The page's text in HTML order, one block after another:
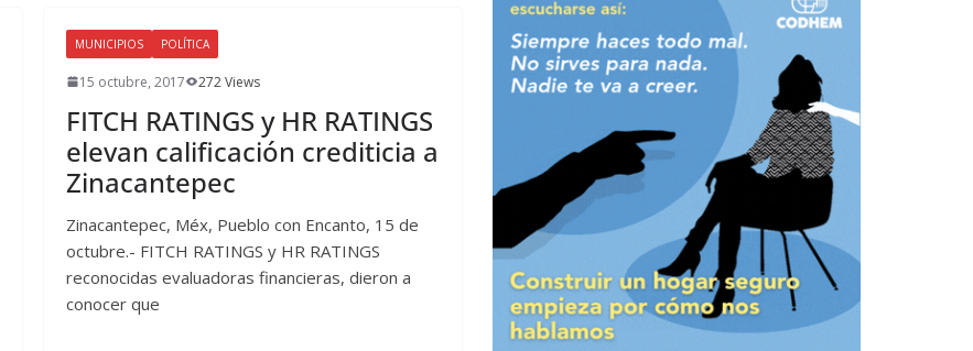
MUNICIPIOS POLÍTICA
15 octubre, 2017 272 Views
FITCH RATINGS y HR RATINGS
elevan calificación crediticia a
Zinacantepec
Zinacantepec, Méx, Pueblo con Encanto, 15 de
octubre.- FITCH RATINGS y HR RATINGS
reconocidas evaluadoras financieras, dieron a
conocer que